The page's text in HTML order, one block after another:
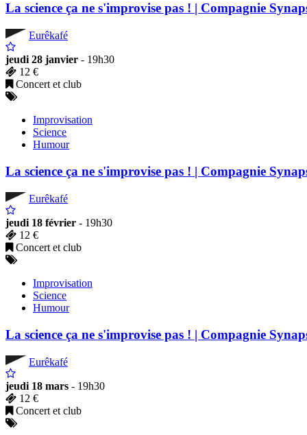
La science ça ne s'improvise pas ! | Compagnie
Eurêkafé
jeudi 28 janvier - 19h30
12 €
Concert et club
Improvisation
Science
Humour
La science ça ne s'improvise pas ! | Compagnie
Eurêkafé
jeudi 18 février - 19h30
12 €
Concert et club
Improvisation
Science
Humour
La science ça ne s'improvise pas ! | Compagnie
Eurêkafé
jeudi 18 mars - 19h30
12 €
Concert et club